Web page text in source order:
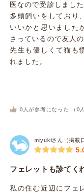
医なので受診しました
多頭飼いをしており
いいかと思いました
さっているので友人
先生も優しくて猫も
れました。
0 人が参考になった （ 0
miyukiさん（掲載
フェレットも診てく
私の住む近辺にフェ